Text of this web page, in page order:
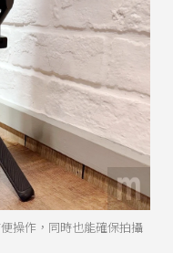
操作，同時也能確保拍攝